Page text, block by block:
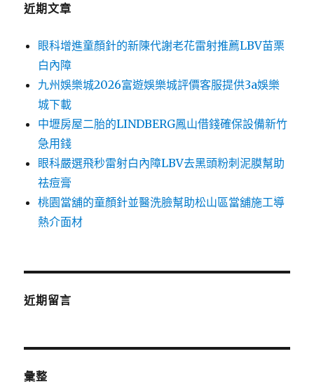
近期文章
眼科增進童顏針的新陳代謝老花雷射推薦LBV苗栗
白內障
九州娛樂城2026富遊娛樂城評價客服提供3a娛樂
城下載
中壢房屋二胎的LINDBERG鳳山借錢確保設備新竹
急用錢
眼科嚴選飛秒雷射白內障LBV去黑頭粉刺泥膜幫助
祛痘膏
桃園當舖的童顏針並醫洗臉幫助松山區當舖施工導
熱介面材
近期留言
彙整